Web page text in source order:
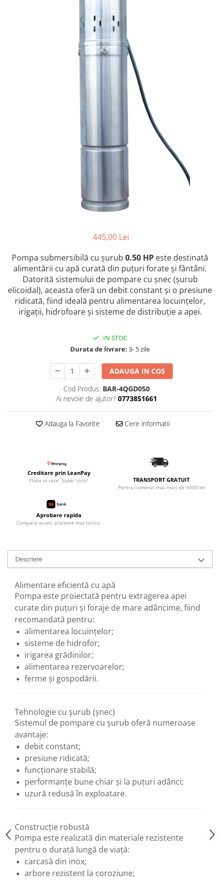
445,00 Lei
Pompa submersibilă cu șurub 0.50 HP este destinată
alimentării cu apă curată din puțuri forate și fântâni.
Datorită sistemului de pompare cu șnec (șurub
elicoidal), aceasta oferă un debit constant și o presiune
ridicată, fiind ideală pentru alimentarea locuințelor,
irigații, hidrofoare și sisteme de distribuție a apei.
IN STOC
Durata de livrare: 3- 5 zile
ADAUGA IN COS
Cod Produs: BAR-4QGD050
Ai nevoie de ajutor? 0773851661
Adauga la Favorite Cere informatii
Creditare prin LeanPay
Plata in rate! Super Usor! TRANSPORT GRATUIT
Pentru comenzi mai mari de 5000 lei
Aprobare rapida
Cumpara acum, plateste mai tarziu.
Descriere
Alimentare eficientă cu apă
Pompa este proiectată pentru extragerea apei
curate din puțuri și foraje de mare adâncime, fiind
recomandată pentru:
alimentarea locuințelor;
sisteme de hidrofor;
irigarea grădinilor;
alimentarea rezervoarelor;
ferme și gospodării.
Tehnologie cu șurub (șnec)
Sistemul de pompare cu șurub oferă numeroase
avantaje:
debit constant;
presiune ridicată;
funcționare stabilă;
performanțe bune chiar și la puțuri adânci;
uzură redusă în exploatare.
Construcție robustă
Pompa este realizată din materiale rezistente
pentru o durată lungă de viață:
carcasă din inox;
arbore rezistent la coroziune;